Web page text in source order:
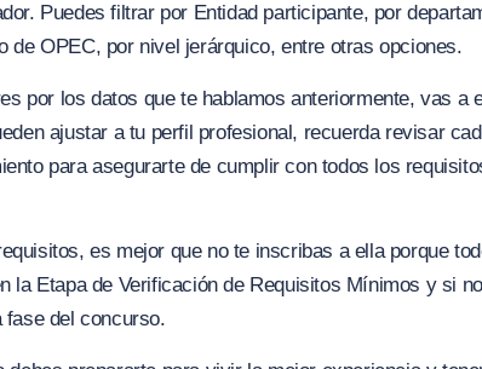
Puedes filtrar por Entidad participante, por
de OPEC, por nivel jerárquico, entre otras opciones.
por los datos que te hablamos anteriormente, vas a
ajustar a tu perfil profesional, recuerda revisar
para asegurarte de cumplir con todos los
es mejor que no te inscribas a ella porque
la Etapa de Verificación de Requisitos Mínimos y si
fase del concurso.